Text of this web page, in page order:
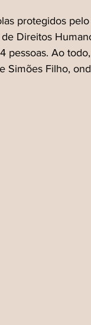
protegidos
Direitos
pessoas. Ao
Simões Filho,